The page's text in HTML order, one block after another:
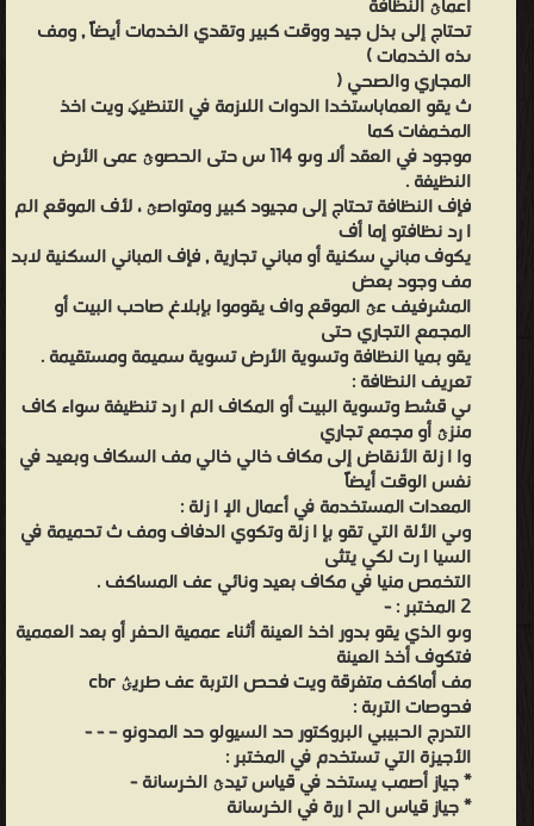
أعماؿ النظافة
تحتاج إلى بذل جيد ووقت كبير وتقدي الخدمات أيضاً , ومف
ىذه الخدمات )
المجاري والصحي (
ث يقو العماباستخدا الدوات اللازمة في التنظيؼ ويت اخذ
المخمفات كما
موجود في العقد ألا وىو 114 س حتى الحصوؿ عمى الأرض
النظيفة .
فإف النظافة تحتاج إلى مجيود كبير ومتواصؿ ، لأف الموقع الم
ا رد نظافتو إما أف
يكوف مباني سكنية أو مباني تجارية , فإف المباني السكنية لابد
مف وجود بعض
المشرفيف عؿ الموقع واف يقوموا بإبلاغ صاحب البيت أو
المجمع التجاري حتى
يقو بميا النظافة وتسوية الأرض تسوية سميمة ومستقيمة .
تعريف النظافة :
ىي قشط وتسوية البيت أو المكاف الم ا رد تنظيفة سواء كاف
منزؿ أو مجمع تجاري
وا ا زلة الأنقاض إلى مكاف خالي خالي مف السكاف وبعيد في
نفس الوقت أيضاً
المعدات المستخدمة في أعمال الإ ا زلة :
وىي الألة التي تقو بإ ا زلة وتكوي الدفاف ومف ث تحميمة في
السيا ا رت لكي يتثى
التخمص منيا في مكاف بعيد ونائي عف المساكف .
2 المختبر : -
وىو الذي يقو بدور اخذ العينة أثناء عممية الحفر أو بعد العممية
فتكوف أخذ العينة
مف أماكف متفرقة ويت فحص التربة عف طريؽ cbr
فحوصات التربة :
التدرج الحبيبي البروكتور حد السيولو حد المدونو – - -
الأجيزة التي تستخدم في المختبر :
* جياز أصمب يستخد في قياس تيدؿ الخرسانة -
* جياز قياس الح ا ررة في الخرسانة